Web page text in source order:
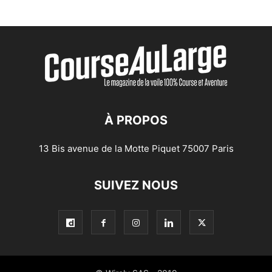
À PROPOS
13 Bis avenue de la Motte Piquet 75007 Paris
SUIVEZ NOUS